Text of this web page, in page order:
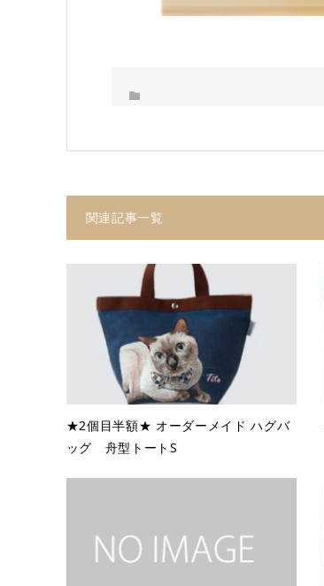
関連記事一覧
★2個目半額★ オーダーメイド ハグバ
ッグ 舟型トートS